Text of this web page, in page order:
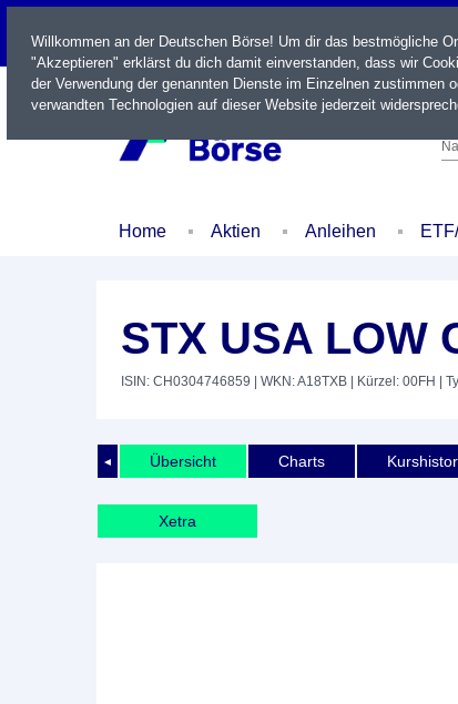
LIVE
Home Aktien Anleihen
STX USA LOW
ISIN: CH0304746859 | WKN: A18TXB | Kürzel: 00FH |
◄ Übersicht Charts
Xetra
Willkommen an der Deutschen Börse! Um dir das bestmögliche
"Akzeptieren" erklärst du dich damit einverstanden, dass wir
der Verwendung der genannten Dienste im Einzelnen zustimmen
verwandten Technologien auf dieser Website jederzeit